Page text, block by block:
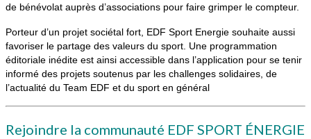
de bénévolat auprès d’associations pour faire grimper le compteur.
Porteur d’un projet sociétal fort, EDF Sport Energie souhaite aussi
favoriser le partage des valeurs du sport. Une programmation
éditoriale inédite est ainsi accessible dans l’application pour se tenir
informé des projets soutenus par les challenges solidaires, de
l’actualité du Team EDF et du sport en général
Rejoindre la communauté EDF SPORT ÉNERGIE